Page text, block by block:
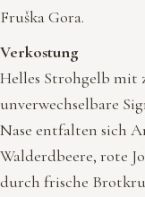
Fruška Gora.
Verkostung
Helles Strohgelb mit
unverwechselbare
Nase entfalten sich
Walderdbeere, rote
durch frische